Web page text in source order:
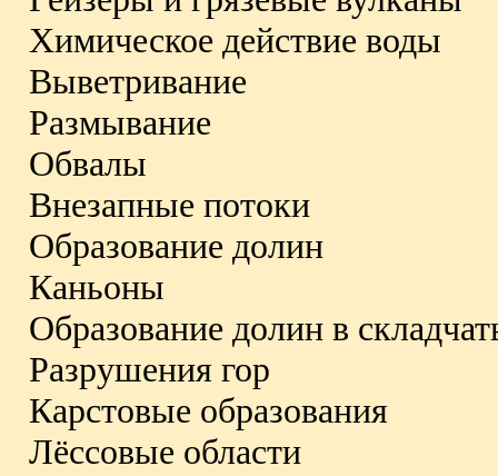
Химическое действие воды
Выветривание
Размывание
Обвалы
Внезапные потоки
Образование долин
Каньоны
Образование долин в
Разрушения гор
Карстовые образования
Лёссовые области